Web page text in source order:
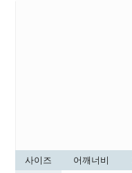
사이즈
어깨너비